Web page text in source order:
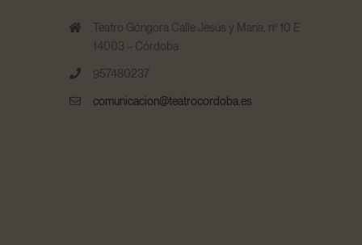
Teatro Góngora Calle Jesús y María, nº 10 E
14003 – Córdoba
957480237
comunicacion@teatrocordoba.es